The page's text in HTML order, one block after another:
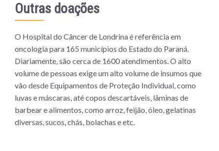
Outras doações
O Hospital do Câncer de Londrina é referência em
oncologia para 165 municípios do Estado do Paraná.
Diariamente, são cerca de 1600 atendimentos. O alto
volume de pessoas exige um alto volume de insumos que
vão desde Equipamentos de Proteção Individual, como
luvas e máscaras, até copos descartáveis, lâminas de
barbear e alimentos, como arroz, feijão, óleo, gelatinas
diversas, sucos, chás, bolachas e etc.